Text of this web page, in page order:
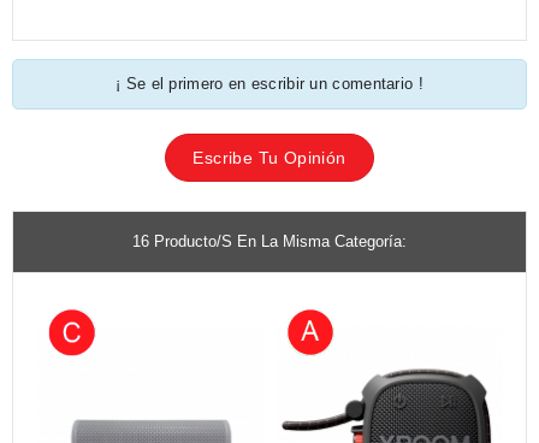
¡ Se el primero en escribir un comentario !
Escribe Tu Opinión
16 Producto/s En La Misma Categoría: